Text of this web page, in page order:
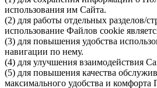
использования им Сайта.
(2) для работы отдельных разделов/
использование Файлов cookie
(3) для повышения удобства
навигации по нему.
(4) для улучшения взаимодействия
(5) для повышения качества
максимального удобства и комфорта